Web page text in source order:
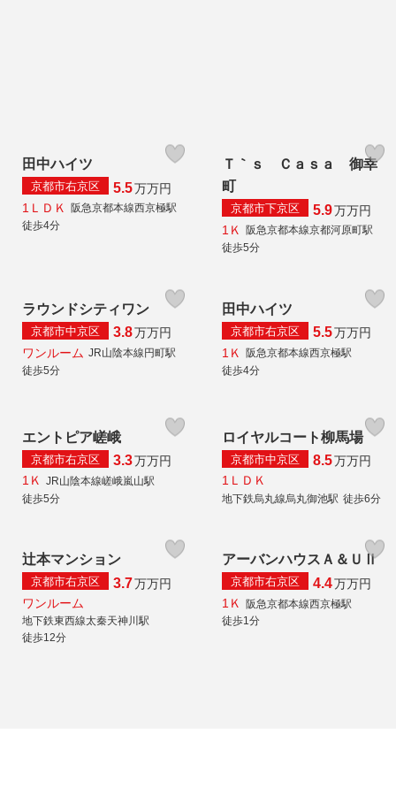
田中ハイツ
京都市右京区 5.5万万円
1ＬＤＫ
阪急京都本線西京極駅
徒歩4分
Ｔ｀ｓ Ｃａｓａ 御幸
町
京都市下京区 5.9万万円
1Ｋ
阪急京都本線京都河原町駅
徒歩5分
ラウンドシティワン
京都市中京区 3.8万万円
ワンルーム JR山陰本線円町駅
徒歩5分
田中ハイツ
京都市右京区 5.5万万円
1Ｋ
阪急京都本線西京極駅
徒歩4分
エントピア嵯峨
京都市右京区 3.3万万円
1Ｋ JR山陰本線嵯峨嵐山駅
徒歩5分
ロイヤルコート柳馬場
京都市中京区 8.5万万円
1ＬＤＫ
地下鉄烏丸線烏丸御池駅 徒歩6分
辻本マンション
京都市右京区 3.7万万円
ワンルーム
地下鉄東西線太秦天神川駅
徒歩12分
アーバンハウスＡ＆ＵⅡ
京都市右京区 4.4万万円
1Ｋ
阪急京都本線西京極駅
徒歩1分